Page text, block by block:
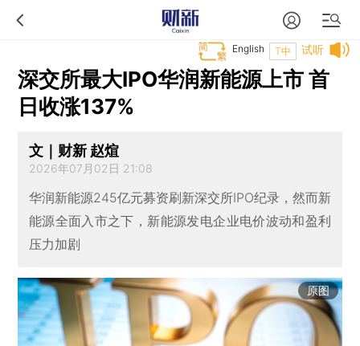
试听
T中
English
深交所最大IPO华润新能源上市 首
日收涨137%
文｜财新 赵煊
2026年07月02日 21:08
华润新能源245亿元募资刷新深交所IPO纪录，然而新
能源全面入市之下，新能源发电企业电价波动和盈利
压力加剧
原图